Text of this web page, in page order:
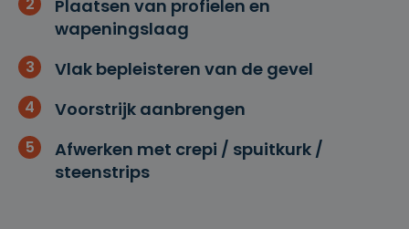
Plaatsen van profielen en
wapeningslaag
3 Vlak bepleisteren van de gevel
4 Voorstrijk aanbrengen
5
Afwerken met crepi / spuitkurk /
steenstrips